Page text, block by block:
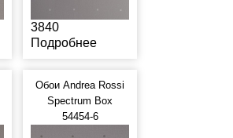
3840
Подробнее
Обои Andrea Rossi
Spectrum Box
54454-6